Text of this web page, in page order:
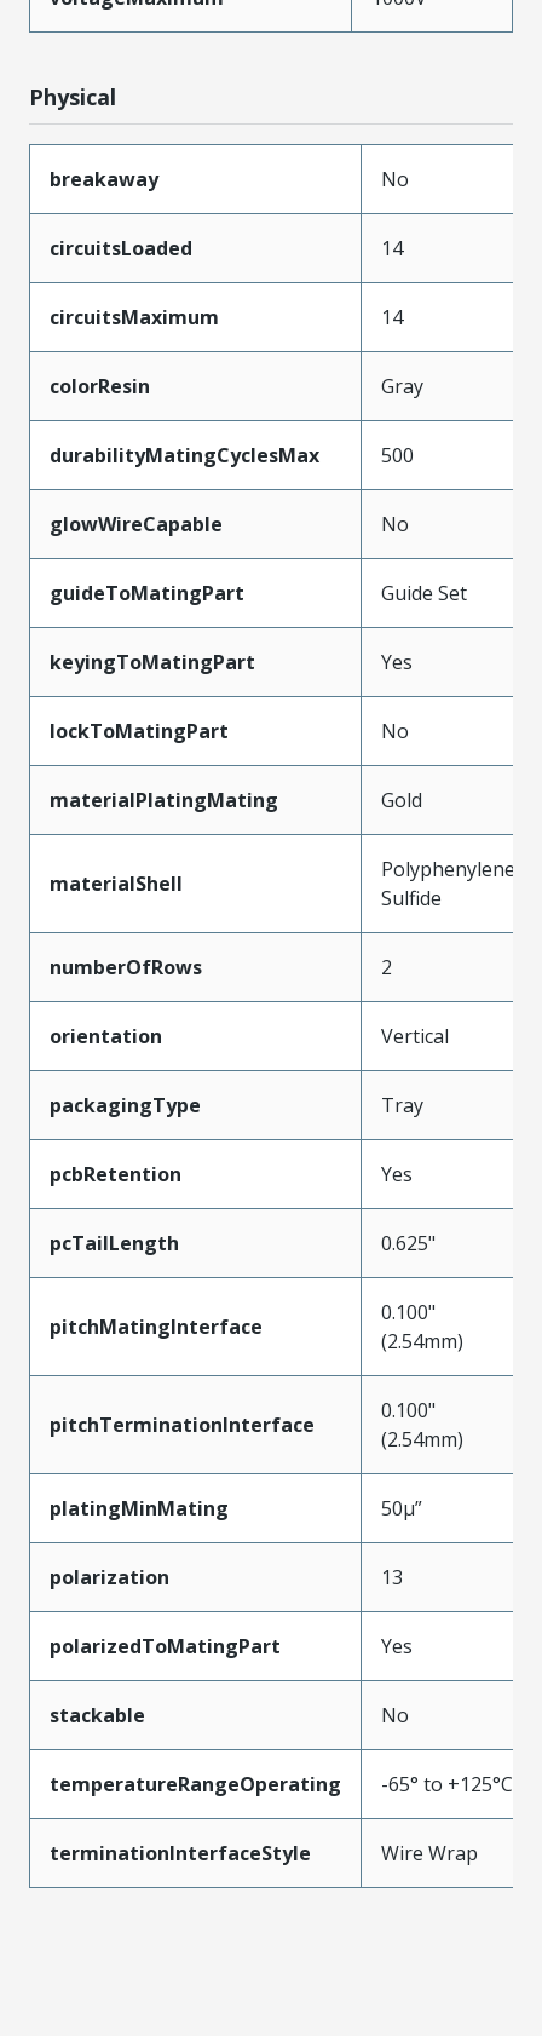
Physical
breakaway No
circuitsLoaded 14
circuitsMaximum 14
colorResin Gray
durabilityMatingCyclesMax 500
glowWireCapable No
guideToMatingPart Guide Set
keyingToMatingPart Yes
lockToMatingPart No
materialPlatingMating Gold
materialShell
Polyphenylene
Sulfide
numberOfRows 2
orientation Vertical
packagingType Tray
pcbRetention Yes
pcTailLength 0.625"
pitchMatingInterface
0.100"
(2.54mm)
pitchTerminationInterface
0.100"
(2.54mm)
platingMinMating 50µ”
polarization 13
polarizedToMatingPart Yes
stackable No
temperatureRangeOperating -65° to +125°C
terminationInterfaceStyle Wire Wrap